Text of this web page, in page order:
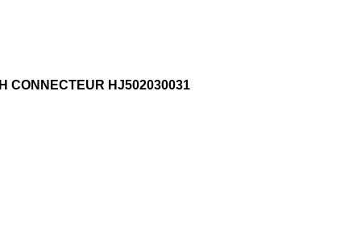
CONNECTEUR HJ502030031